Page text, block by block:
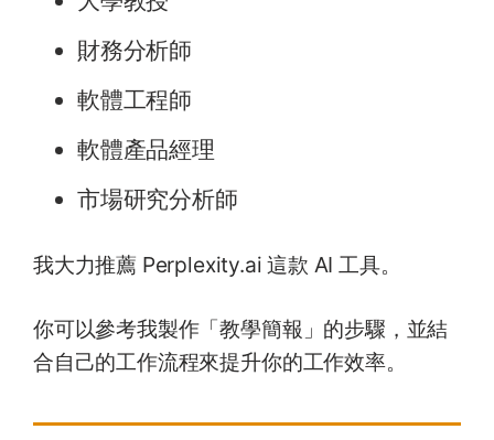
財務分析師
軟體工程師
軟體產品經理
市場研究分析師
我大力推薦 Perplexity.ai 這款 AI 工具。
你可以參考我製作「教學簡報」的步驟，並結
合自己的工作流程來提升你的工作效率。